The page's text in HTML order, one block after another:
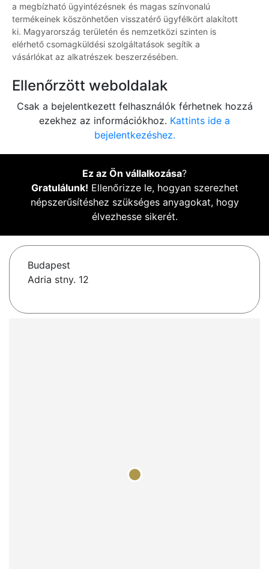
a megbízható ügyintézésnek és magas színvonalú
termékeinek köszönhetően visszatérő ügyfélkört alakított
ki. Magyarország területén és nemzetközi szinten is
elérhető csomagküldési szolgáltatások segítik a
vásárlókat az alkatrészek beszerzésében.
Ellenőrzött weboldalak
Csak a bejelentkezett felhasználók férhetnek hozzá
ezekhez az információkhoz. Kattints ide a
bejelentkezéshez.
Ez az Ön vállalkozása?
Gratulálunk! Ellenőrizze le, hogyan szerezhet
népszerűsítéshez szükséges anyagokat, hogy
élvezhesse sikerét.
Budapest
Adria stny. 12